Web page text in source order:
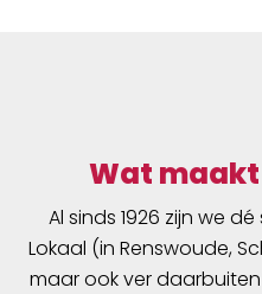
Wat maakt
Al sinds 1926 zijn we
Lokaal (in Renswoude,
maar ook ver